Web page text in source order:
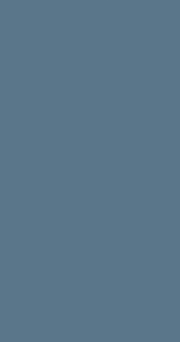
iniziale della scuola